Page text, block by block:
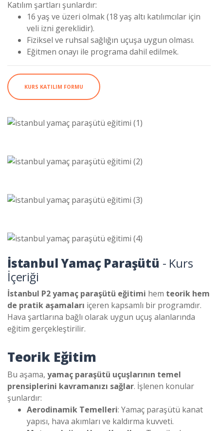
Katılım şartları şunlardır:
16 yaş ve üzeri olmak (18 yaş altı katılımcılar için
veli izni gereklidir).
Fiziksel ve ruhsal sağlığın uçuşa uygun olması.
Eğitmen onayı ile programa dahil edilmek.
KURS KATILIM FORMU
İstanbul Yamaç Paraşütü - Kurs
İçeriği
İstanbul P2 yamaç paraşütü eğitimi hem teorik hem
de pratik aşamaları içeren kapsamlı bir programdır.
Hava şartlarına bağlı olarak uygun uçuş alanlarında
eğitim gerçekleştirilir.
Teorik Eğitim
Bu aşama, yamaç paraşütü uçuşlarının temel
prensiplerini kavramanızı sağlar. İşlenen konular
şunlardır:
Aerodinamik Temelleri: Yamaç paraşütü kanat
yapısı, hava akımları ve kaldırma kuvveti.